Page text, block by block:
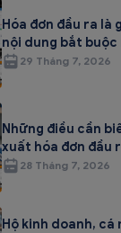
Hóa đơn đầu ra là
nội dung bắt buộc
29 Tháng 7, 2026
Những điều cần
xuất hóa đơn đầu
28 Tháng 7, 2026
Hộ kinh doanh, cá